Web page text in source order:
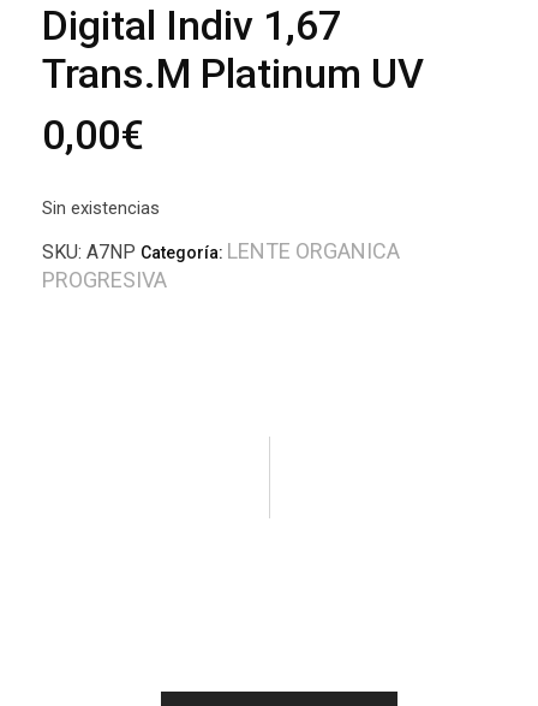
Digital Indiv 1,67
Trans.M Platinum UV
0,00€
Sin existencias
SKU: A7NP Categoría: LENTE ORGANICA
PROGRESIVA